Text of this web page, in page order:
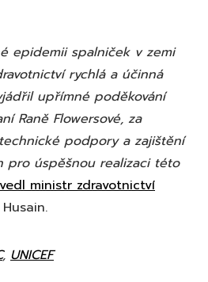
epidemii spalniček v zemi
rychlá a účinná
upřímné poděkování
Raně Flowersové, za
podpory a zajištění
pro úspěšnou realizaci této
ministr zdravotnictví
, UNICEF